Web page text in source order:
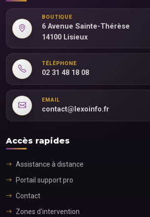
BOUTIQUE
6 Avenue Sainte-Thérèse
14100 Lisieux
TÉLÉPHONE
02 31 48 18 08
EMAIL
contact@lexoinfo.fr
Accès rapides
Assistance à distance
Portail support pro
Contact
Zones d'intervention